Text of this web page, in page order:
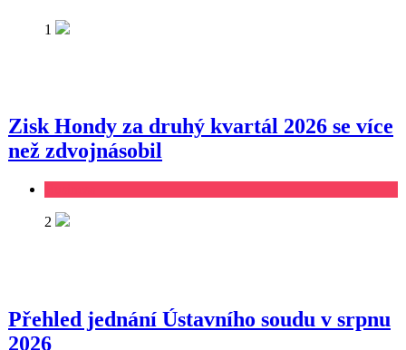
1
Zisk Hondy za druhý kvartál 2026 se více
než zdvojnásobil
2
Přehled jednání Ústavního soudu v srpnu
2026